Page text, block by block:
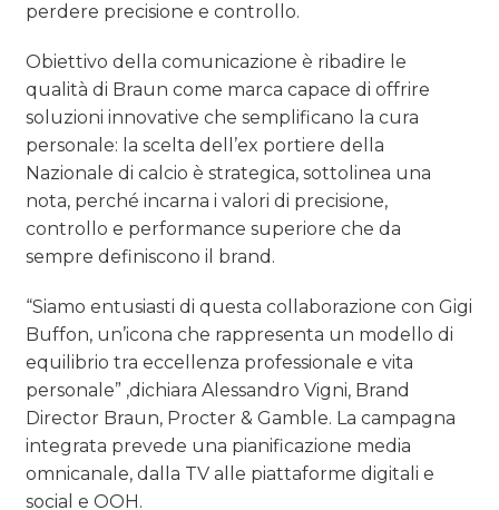
perdere precisione e controllo.
Obiettivo della comunicazione è ribadire le
qualità di Braun come marca capace di offrire
soluzioni innovative che semplificano la cura
personale: la scelta dell’ex portiere della
Nazionale di calcio è strategica, sottolinea una
nota, perché incarna i valori di precisione,
controllo e performance superiore che da
sempre definiscono il brand.
“Siamo entusiasti di questa collaborazione con Gigi
Buffon, un’icona che rappresenta un modello di
equilibrio tra eccellenza professionale e vita
personale” ,dichiara Alessandro Vigni, Brand
Director Braun, Procter & Gamble. La campagna
integrata prevede una pianificazione media
omnicanale, dalla TV alle piattaforme digitali e
social e OOH.